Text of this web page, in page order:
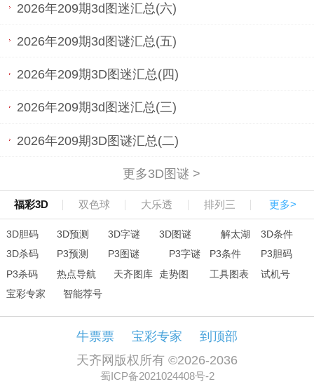
2026年209期3d图迷汇总(六)
2026年209期3d图谜汇总(五)
2026年209期3D图迷汇总(四)
2026年209期3d图迷汇总(三)
2026年209期3D图谜汇总(二)
更多3D图谜 >
福彩3D 双色球 大乐透 排列三 更多>
3D胆码 3D预测 3D字谜 3D图谜 解太湖
3D条件
3D杀码
P3预测 P3图谜 P3字谜 P3条件
P3胆码
P3杀码
热点导航 天齐图库 走势图 工具图表
试机号
宝彩专家
智能荐号
牛票票 宝彩专家
到顶部
天齐网版权所有 ©2026-2036
蜀ICP备2021024408号-2